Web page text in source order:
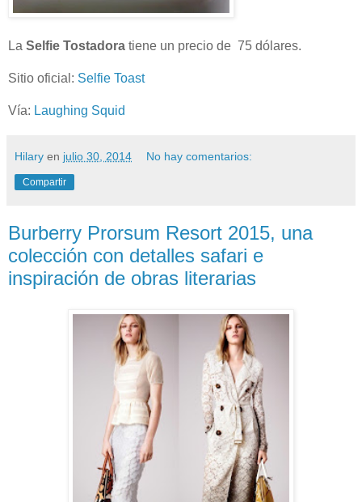
La Selfie Tostadora tiene un precio de 75 dólares.
Sitio oficial: Selfie Toast
Vía: Laughing Squid
Hilary en julio 30, 2014 No hay comentarios:
Compartir
Burberry Prorsum Resort 2015, una
colección con detalles safari e
inspiración de obras literarias